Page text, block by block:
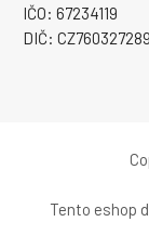
IČO: 67234119
DIČ:
Tento eshop